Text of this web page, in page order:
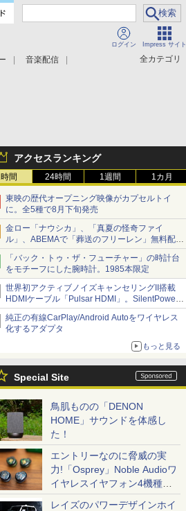
ログイン Impress サイト
全カテゴリ
音楽配信
アクセスランキング
間 24時間 1週間 1カ月
東映の歴代オープニング映像がカプセルトイ
に。全5種で8月下旬発売
金ロー「ナウシカ」、「真夏の怪奇ファイ
ル」、ABEMAで「葬送のフリーレン」無料配信
など。夏の特番・配信情報
「バック・トゥ・ザ・フューチャー」の時計台
をモチーフにした腕時計。1985本限定
世界初アクティブノイズキャンセリングII搭載
HDMIケーブル「Pulsar HDMI」。SilentPower
から
純正の有線CarPlay/Android Autoをワイヤレス
化するアダプタ
もっと見る
Special Site
鳥肌ものの「DENON
HOME」サウンドを体感し
た！
エントリーなのに脅威の実
力!「Osprey」Noble Audioワ
イヤレスイヤフォン4機種を
一気に聴く
レイズのパワーデザインホイ